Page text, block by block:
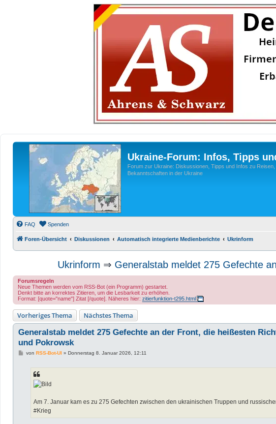
Ukraine-Forum: Infos, Tipps
Forum zur Ukraine: Diskussionen, Tipps und Infos zu
Bekanntschaften in der Ukraine
FAQ Spenden
Foren-Übersicht Diskussionen Automatisch integrierte Medienberichte Ukrinform
Ukrinform ⇒ Generalstab meldet 275 Gefechte
Forumsregeln
Neue Themen werden vom RSS-Bot (ein Programm) gestartet.
Denkt bitte an korrektes Zitieren, um die Lesbarkeit zu erhöhen.
Format: [quote="name"] Zitat [/quote]. Näheres hier: zitierfunktion-t295.html
Vorheriges Thema Nächstes Thema
Generalstab meldet 275 Gefechte an der Front, die heißesten
und Pokrowsk
Bvon RSS-Bot-UI» Donnerstag 8. Januar 2026, 12:11
Am 7. Januar kam es zu 275 Gefechten zwischen den ukrainischen Truppen und
#Krieg